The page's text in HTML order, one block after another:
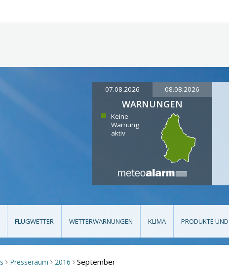
07.08.2026 08.08.2026
WARNUNGEN
Keine
Warnung
aktiv
FLUGWETTER WETTERWARNUNGEN KLIMA PRODUKTE
> Presseraum > 2016 > September